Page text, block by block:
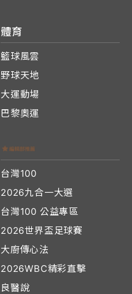
體育
籃球風雲
野球天地
大運動場
巴黎奧運
台灣100
2026九合一大選
台灣100 公益專區
2026世界盃足球賽
大廚傳心法
2026WBC精彩直擊
良醫說